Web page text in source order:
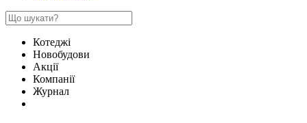
Котеджі
Новобудови
Акції
Компанії
Журнал